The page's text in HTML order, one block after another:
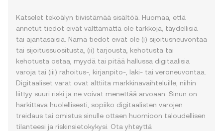
Katselet tekoälyn tiivistämää sisältöä. Huomaa, että
annetut tiedot eivät välttämättä ole tarkkoja, täydellisiä
tai ajantasaisia. Nämä tiedot eivät ole (i) sijoitusneuvontaa
tai sijoitussuositusta, (ii) tarjousta, kehotusta tai
kehotusta ostaa, myydä tai pitää hallussa digitaalisia
varoja tai (iii) rahoitus-, kirjanpito-, laki- tai veroneuvontaa.
Digitaaliset varat ovat alttiita markkinavaihteluille, niihin
liittyy suuri riski ja ne voivat menettää arvoaan. Sinun on
harkittava huolellisesti, sopiiko digitaalisten varojen
treidaus tai omistus sinulle ottaen huomioon taloudellisen
tilanteesi ja riskinsietokykysi. Ota yhteyttä